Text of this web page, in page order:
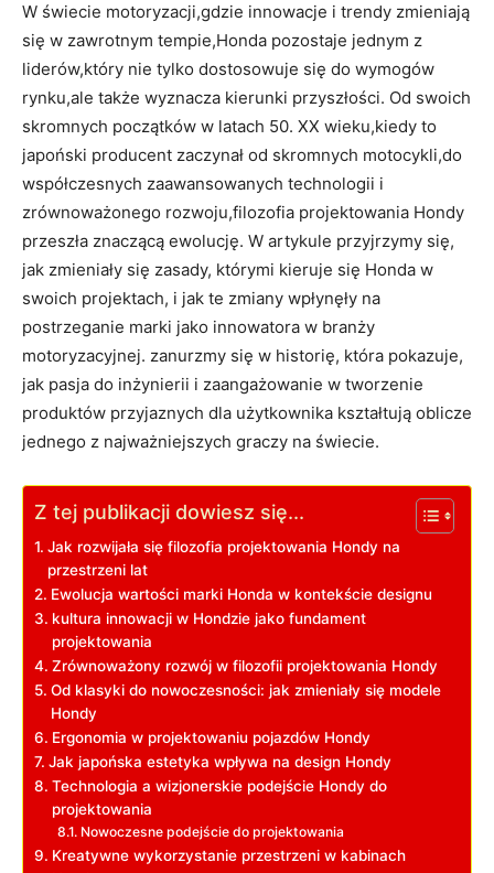
W świecie motoryzacji,gdzie innowacje i ⁤trendy zmieniają
się w zawrotnym tempie,Honda pozostaje jednym z
liderów,który nie tylko⁣ dostosowuje⁤ się do wymogów
rynku,ale także wyznacza kierunki przyszłości. Od swoich
skromnych⁢ początków w latach‌ 50. XX wieku,kiedy to
japoński⁤ producent zaczynał od skromnych motocykli,do
współczesnych zaawansowanych ‍technologii ⁤i
zrównoważonego⁢ rozwoju,filozofia projektowania Hondy
przeszła znaczącą ewolucję.‌ W artykule przyjrzymy ⁣się,
jak zmieniały się zasady, którymi kieruje⁣ się⁤ Honda ⁣w⁤
swoich projektach, i jak te zmiany wpłynęły na
‍postrzeganie marki jako innowatora w branży
motoryzacyjnej. ⁤zanurzmy⁤ się w historię, która pokazuje,
jak pasja do inżynierii i ⁣zaangażowanie w tworzenie
produktów przyjaznych ⁣dla użytkownika kształtują oblicze
jednego z najważniejszych⁣ graczy na świecie.
Z tej publikacji dowiesz się...
Jak rozwijała się filozofia projektowania Hondy na
przestrzeni lat
Ewolucja wartości marki Honda w kontekście designu
kultura ‍innowacji⁣ w Hondzie jako fundament
projektowania
Zrównoważony rozwój w filozofii projektowania Hondy
Od klasyki do nowoczesności: jak zmieniały się modele
Hondy
Ergonomia w projektowaniu pojazdów Hondy
Jak japońska estetyka wpływa na design Hondy
Technologia a wizjonerskie podejście Hondy do
projektowania
Nowoczesne podejście do projektowania
Kreatywne wykorzystanie przestrzeni w ⁢kabinach